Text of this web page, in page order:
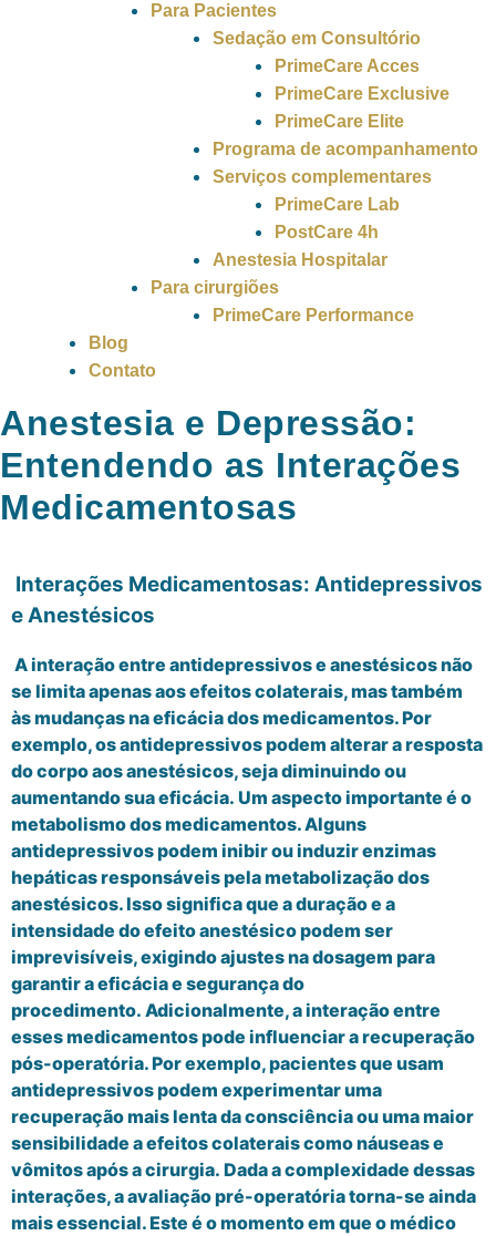
Para Pacientes
Sedação em Consultório
PrimeCare Acces
PrimeCare Exclusive
PrimeCare Elite
Programa de acompanhamento
Serviços complementares
PrimeCare Lab
PostCare 4h
Anestesia Hospitalar
Para cirurgiões
PrimeCare Performance
Blog
Contato
Anestesia e Depressão:
Entendendo as Interações
Medicamentosas
Interações Medicamentosas: Antidepressivos
e Anestésicos
A interação entre antidepressivos e anestésicos não
se limita apenas aos efeitos colaterais, mas também
às mudanças na eficácia dos medicamentos. Por
exemplo, os antidepressivos podem alterar a resposta
do corpo aos anestésicos, seja diminuindo ou
aumentando sua eficácia. Um aspecto importante é o
metabolismo dos medicamentos. Alguns
antidepressivos podem inibir ou induzir enzimas
hepáticas responsáveis pela metabolização dos
anestésicos. Isso significa que a duração e a
intensidade do efeito anestésico podem ser
imprevisíveis, exigindo ajustes na dosagem para
garantir a eficácia e segurança do
procedimento. Adicionalmente, a interação entre
esses medicamentos pode influenciar a recuperação
pós-operatória. Por exemplo, pacientes que usam
antidepressivos podem experimentar uma
recuperação mais lenta da consciência ou uma maior
sensibilidade a efeitos colaterais como náuseas e
vômitos após a cirurgia. Dada a complexidade dessas
interações, a avaliação pré-operatória torna-se ainda
mais essencial. Este é o momento em que o médico